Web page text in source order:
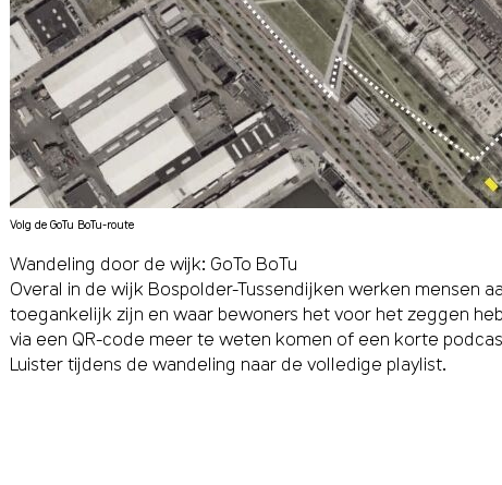
Volg de GoTu BoTu-route
Wandeling door de wijk: GoTo BoTu
Overal in de wĳk Bospolder-Tussendĳken werken mensen
toegankelĳk zĳn en waar bewoners het voor het zeggen
via een QR-code meer te weten komen of een korte
Luister tijdens de wandeling naar de volledige playlist.